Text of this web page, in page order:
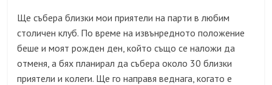
Ще събера близки мои приятели на парти в любим
столичен клуб. По време на извънредното положение
беше и моят рожден ден, който също се наложи да
отменя, а бях планирал да събера около 30 близки
приятели и колеги. Ще го направя веднага, когато е